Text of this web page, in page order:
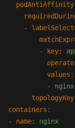
-
-
key:
values:
-
containers:
-
name:
nginx